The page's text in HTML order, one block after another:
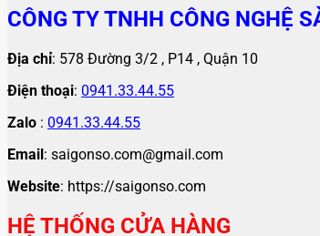
CÔNG TY TNHH CÔNG NGHỆ
Địa chỉ: 578 Đường 3/2 , P14 , Quận 10
Điện thoại: 0941.33.44.55
Zalo : 0941.33.44.55
Email: saigonso.com@gmail.com
Website: https://saigonso.com
HỆ THỐNG CỬA HÀNG